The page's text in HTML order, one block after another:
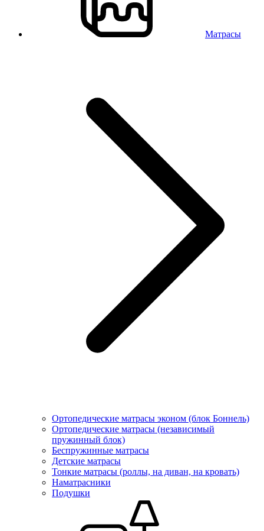
Матрасы
Ортопедические матрасы эконом (блок Боннель)
Ортопедические матрасы (независимый
пружинный блок)
Беcпружинные матрасы
Детские матрасы
Тонкие матрасы (роллы, на диван, на кровать)
Наматрасники
Подушки